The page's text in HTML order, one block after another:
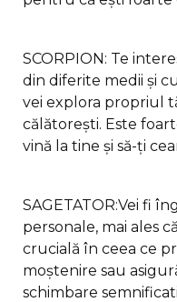
SCORPION: Te
din diferite medii și
vei explora propriul
călătorești. Este
vină la tine și să-ți
SAGETATOR:Vei fi
personale, mai ales
crucială în ceea ce
moștenire sau
schimbare